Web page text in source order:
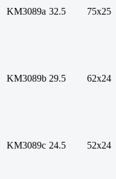
KM3089a 32.5 75х25
KM3089b 29.5 62х24
KM3089c 24.5 52х24